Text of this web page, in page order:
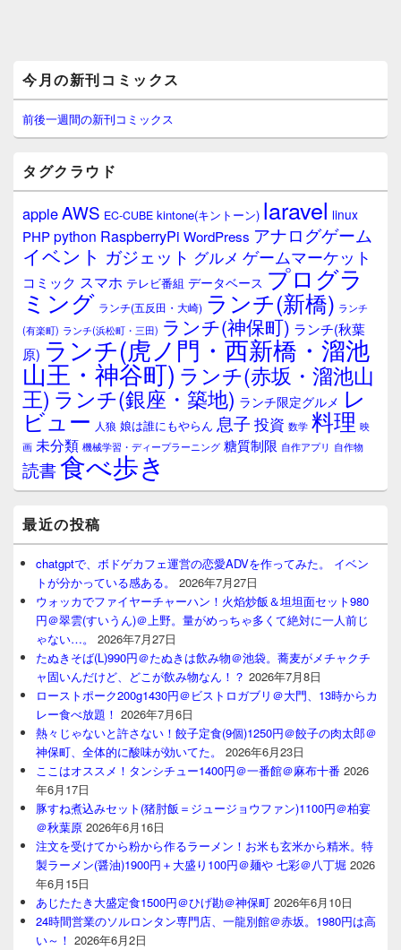
イ
ン
サ
イ
ウ
ィ
ジ
ェ
ア
今月の新刊コミックス
前後一週間の新刊コミックス
タグクラウド
appleAWS EC-CUBE kintone(キントーン) laravel linux
PHPpython RaspberryPi WordPress アナログゲーム
イベント ガジェット グルメ ゲームマーケット
コミック スマホ テレビ番組 データベース プログラ
ミング ランチ(五反田・大崎) ランチ(新橋) ランチ
(有楽町) ランチ(浜松町・三田) ランチ(神保町) ランチ(秋葉
原) ランチ(虎ノ門・西新橋・溜池
山王・神谷町) ランチ(赤坂・溜池山
王) ランチ(銀座・築地) ランチ限定グルメ レ
ビュー 人狼 娘は誰にもやらん 息子 投資 数学 料理 映
画 未分類 機械学習・ディープラーニング 糖質制限 自作アプリ 自作物
読書食べ歩き
最近の投稿
chatgptで、ボドゲカフェ運営の恋愛ADVを作ってみた。 イベン
トが分かっている感ある。
2026年7月27日
ウォッカでファイヤーチャーハン！火焰炒飯＆坦坦面セット980
円＠翠雲(すいうん)＠上野。量がめっちゃ多くて絶対に一人前じ
ゃない…。
2026年7月27日
たぬきそば(L)990円＠たぬきは飲み物＠池袋。蕎麦がメチャクチ
ャ固いんだけど、どこが飲み物なん！？ 2026年7月8日
ローストポーク200g1430円＠ビストロガブリ＠大門、13時からカ
レー食べ放題！ 2026年7月6日
熱々じゃないと許さない！餃子定食(9個)1250円＠餃子の肉太郎＠
神保町、全体的に酸味が効いてた。
2026年6月23日
ここはオススメ！タンシチュー1400円＠一番館＠麻布十番 2026
年6月17日
豚すね煮込みセット(猪肘飯＝ジュージョウファン)1100円＠柏宴
＠秋葉原 2026年6月16日
注文を受けてから粉から作るラーメン！お米も玄米から精米。特
製ラーメン(醤油)1900円＋大盛り100円＠麺や 七彩＠八丁堀 2026
年6月15日
あじたたき大盛定食1500円＠ひげ勘＠神保町 2026年6月10日
24時間営業のソルロンタン専門店、一龍別館＠赤坂。1980円は高
い～！ 2026年6月2日